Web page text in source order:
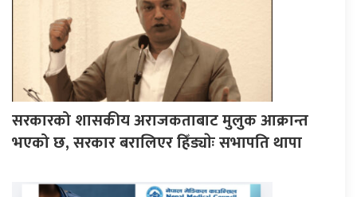
सरकारको शासकीय अराजकताबाट मुलुक आक्रान्त
भएको छ, सरकार बरालिएर हिँड्याेः सभापति थापा